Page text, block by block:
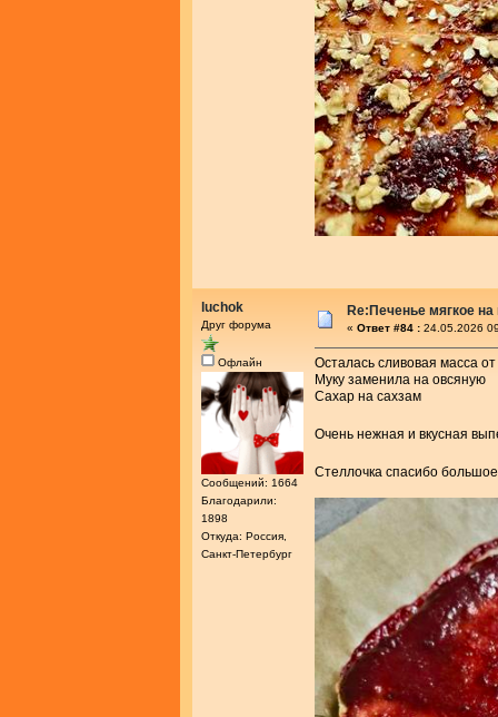
luchok
Друг форума
Офлайн
Сообщений: 1664
Благодарили:
1898
Откуда: Россия,
Санкт-Петербург
Re:Печенье мягкое
« Ответ #84 : 24.05.2026
Осталась сливовая масса
Муку заменила на овсяную
Сахар на сахзам
Очень нежная и вкусная
Стеллочка спасибо